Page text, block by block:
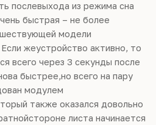
послевыхода из режима сна
быстрая – не более
модели
жеустройство активно, то
всего через 3 секунды после
быстрее,но всего на пару
модулем
также оказался довольно
листа начинается